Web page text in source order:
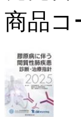
商品コ